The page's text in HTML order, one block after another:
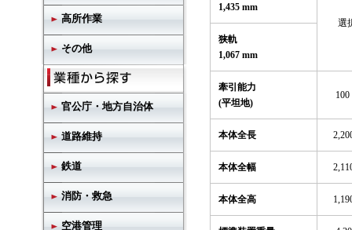
1,435 mm
選
狭軌
1,067 mm
牽引能力
(平坦地)
100
本体全長
本体全幅
本体全高
高所作業
その他
官公庁・地方自治体
道路維持
鉄道
消防・救急
空港管理